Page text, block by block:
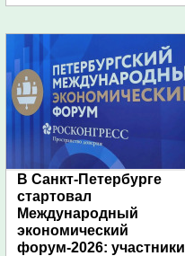
В Санкт-Петербурге
стартовал
Международный
экономический
форум-2026: участники